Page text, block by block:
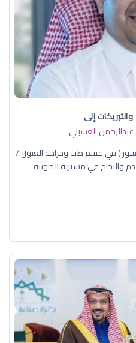
إلى
العسبلي
) في قسم طب وجراحة العيون /
والنجاح في مسيرته المهنية